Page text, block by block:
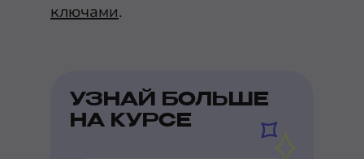
ключами.
УЗНАЙ БОЛЬШЕ
НА КУРСЕ